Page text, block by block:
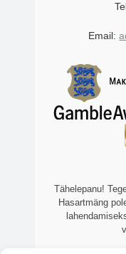
Email:
Tähelepanu!
Hasartmäng